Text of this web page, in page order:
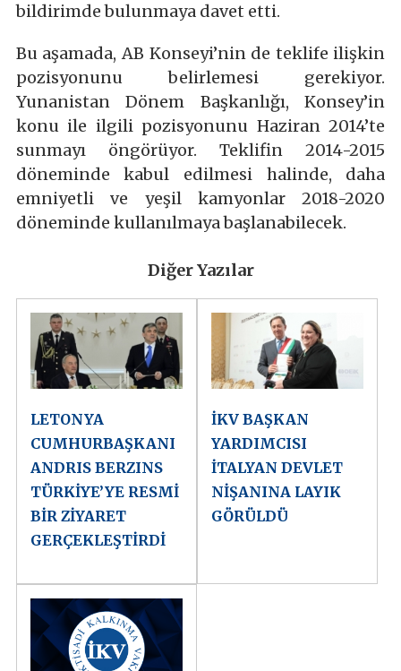
bildirimde bulunmaya davet etti.
Bu aşamada, AB Konseyi’nin de teklife ilişkin
pozisyonunu belirlemesi gerekiyor.
Yunanistan Dönem Başkanlığı, Konsey’in
konu ile ilgili pozisyonunu Haziran 2014’te
sunmayı öngörüyor. Teklifin 2014-2015
döneminde kabul edilmesi halinde, daha
emniyetli ve yeşil kamyonlar 2018-2020
döneminde kullanılmaya başlanabilecek.
Diğer Yazılar
LETONYA
CUMHURBAŞKANI
ANDRIS BERZINS
TÜRKİYE’YE RESMİ
BİR ZİYARET
GERÇEKLEŞTİRDİ
İKV BAŞKAN
YARDIMCISI
İTALYAN DEVLET
NİŞANINA LAYIK
GÖRÜLDÜ